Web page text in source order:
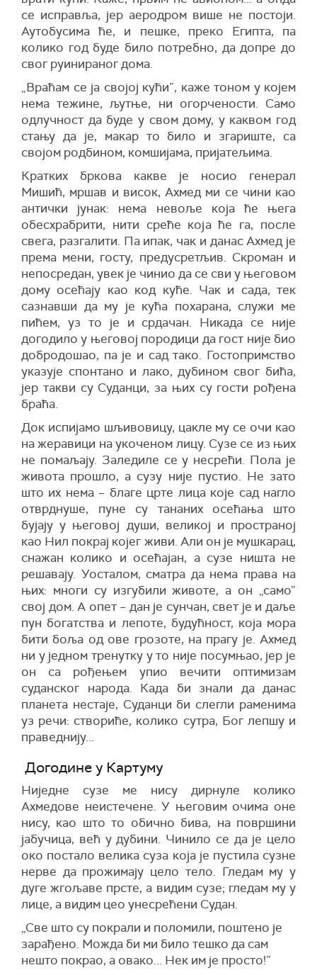
се исправља, јер аеродром више не постоји.
Аутобусима ће, и пешке, преко Египта, па
колико год буде било потребно, да допре до
свог руинираног дома.
„Враћам се ја својој кући”, каже тоном у којем
нема тежине, љутње, ни огорчености. Само
одлучност да буде у свом дому, у каквом год
стању да је, макар то било и згариште, са
својом родбином, комшијама, пријатељима.
Кратких бркова какве је носио генерал
Мишић, мршав и висок, Ахмед ми се чини као
антички јунак: нема невоље која ће њега
обесхрабрити, нити среће која ће га, после
свега, разгалити. Па ипак, чак и данас Ахмед је
према мени, госту, предусретљив. Скроман и
непосредан, увек је чинио да се сви у његовом
дому осећају као код куће. Чак и сада, тек
сазнавши да му је кућа похарана, служи ме
пићем, уз то је и срдачан. Никада се није
догодило у његовој породици да гост није био
добродошао, па је и сад тако. Гостопримство
указује спонтано и лако, дубином свог бића,
јер такви су Суданци, за њих су гости рођена
браћа.
Док испијамо шљивовицу, цакле му се очи као
на жеравици на укоченом лицу. Сузе се из њих
не помаљају. Заледиле се у несрећи. Пола је
живота прошло, а сузу није пустио. Не зато
што их нема – благе црте лица које сад нагло
отврднуше, пуне су тананих осећања што
бујају у његовој души, великој и пространој
као Нил покрај којег живи. Али он је мушкарац,
снажан колико и осећајан, а сузе ништа не
решавају. Уосталом, сматра да нема права на
њих: многи су изгубили животе, а он „само”
свој дом. А опет – дан је сунчан, свет је и даље
пун богатства и лепоте, будућност, која мора
бити боља од ове грозоте, на прагу је. Ахмед
ни у једном тренутку у то није посумњао, јер је
он са рођењем упио вечити оптимизам
суданског народа. Када би знали да данас
планета нестаје, Суданци би слегли раменима
уз речи: створиће, колико сутра, Бог лепшу и
праведнију...
Догодине у Картуму
Ниједне сузе ме нису дирнуле колико
Ахмедове неистечене. У његовим очима оне
нису, као што то обично бива, на површини
јабучица, већ у дубини. Чинило се да је цело
око постало велика суза која је пустила сузне
нерве да прожимају цело тело. Гледам му у
дуге жгољаве прсте, а видим сузе; гледам му у
лице, а видим цео унесрећени Судан.
„Све што су покрали и поломили, поштено је
зарађено. Можда би ми било тешко да сам
нешто покрао, а овако... Нек им је просто!”